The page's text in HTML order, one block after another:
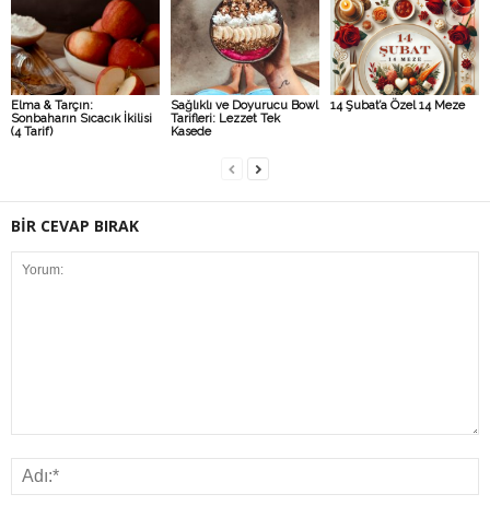
Elma & Tarçın:
Sonbaharın Sıcacık İkilisi
(4 Tarif)
Sağlıklı ve Doyurucu Bowl
Tarifleri: Lezzet Tek
Kasede
14 Şubat’a Özel 14 Meze
BİR CEVAP BIRAK